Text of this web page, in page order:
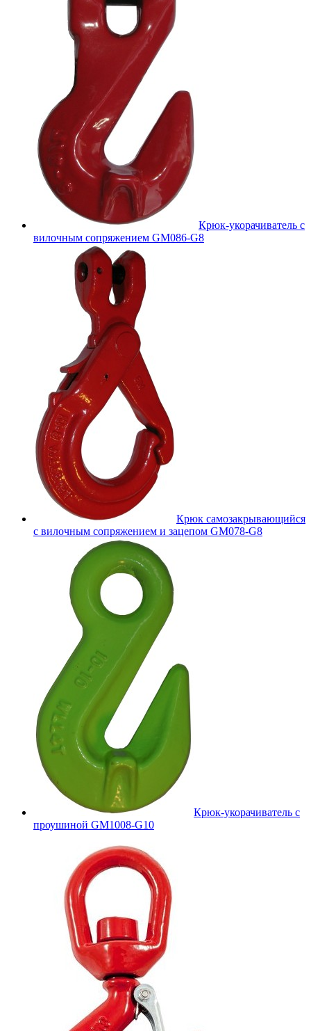
Крюк-укорачиватель с
вилочным сопряжением GM086-G8
Крюк самозакрывающийся
с вилочным сопряжением и зацепом GM078-G8
Крюк-укорачиватель с
проушиной GM1008-G10